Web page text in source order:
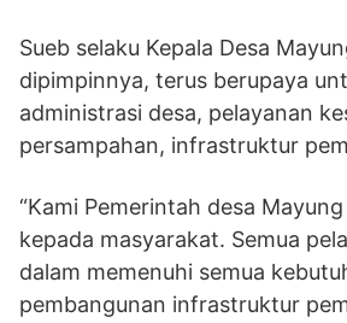
Sueb selaku Kepala Desa
dipimpinnya, terus berupaya
administrasi desa, pelayanan
persampahan, infrastruktur
“Kami Pemerintah desa
kepada masyarakat. Semua
dalam memenuhi semua
pembangunan infrastruktur